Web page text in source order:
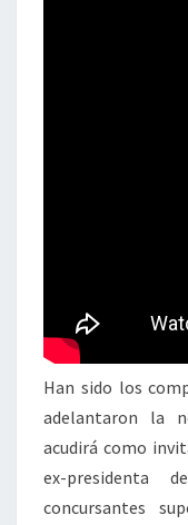
Han sido los
adelantaron la
acudirá como
ex-presidenta
concursantes